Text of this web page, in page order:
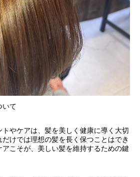
いて
やケアは、髪を美しく健康に導く大切
けでは理想の髪を長く保つことはでき
アこそが、美しい髪を維持するための鍵